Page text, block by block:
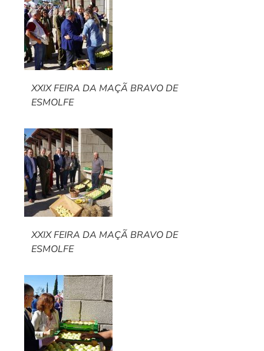
XXIX FEIRA DA MAÇÃ BRAVO DE
ESMOLFE
XXIX FEIRA DA MAÇÃ BRAVO DE
ESMOLFE